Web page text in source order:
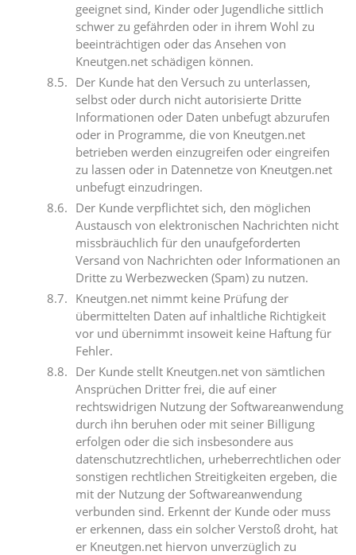
geeignet sind, Kinder oder Jugendliche sittlich
schwer zu gefährden oder in ihrem Wohl zu
beeinträchtigen oder das Ansehen von
Kneutgen.net schädigen können.
Der Kunde hat den Versuch zu unterlassen,
selbst oder durch nicht autorisierte Dritte
Informationen oder Daten unbefugt abzurufen
oder in Programme, die von Kneutgen.net
betrieben werden ein­zugreifen oder eingreifen
zu lassen oder in Datennetze von Kneutgen.net
unbefugt einzudringen.
Der Kunde verpflichtet sich, den möglichen
Austausch von elektronischen Nachrichten nicht
missbräuchlich für den unaufgeforderten
Versand von Nachrichten oder Informationen an
Dritte zu Werbezwecken (Spam) zu nutzen.
Kneutgen.net nimmt keine Prüfung der
übermittelten Daten auf inhaltliche Richtigkeit
vor und übernimmt insoweit keine Haftung für
Fehler.
Der Kunde stellt Kneutgen.net von sämtlichen
Ansprüchen Dritter frei, die auf einer
rechtswidrigen Nutzung der Softwareanwendung
durch ihn beruhen oder mit seiner Billigung
erfolgen oder die sich insbesondere aus
datenschutzrechtlichen, urheberrechtlichen oder
sonstigen rechtlichen Streitigkeiten ergeben, die
mit der Nutzung der Softwareanwendung
verbunden sind. Erkennt der Kunde oder muss
er erkennen, dass ein solcher Verstoß droht, hat
er Kneutgen.net hiervon unverzüglich zu